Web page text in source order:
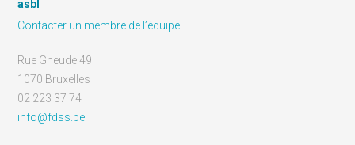
asbl
Contacter un membre de l’équipe
Rue Gheude 49
1070 Bruxelles
02 223 37 74
info@fdss.be